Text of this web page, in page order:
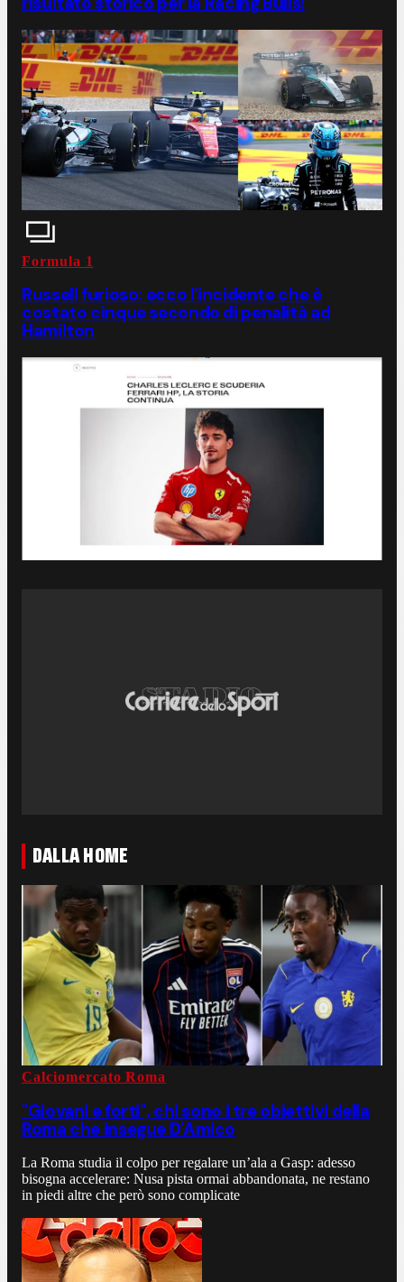
Formula 1
Russell furioso: ecco l'incidente che è
costato cinque secondo di penalità ad
Hamilton
DALLA HOME
Calciomercato Roma
"Giovani e forti", chi sono i tre obiettivi della
Roma che insegue D'Amico
La Roma studia il colpo per regalare un’ala a Gasp: adesso
bisogna accelerare: Nusa pista ormai abbandonata, ne restano
in piedi altre che però sono complicate